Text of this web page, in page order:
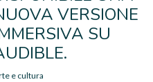
VERSIONE
SU
e cultura